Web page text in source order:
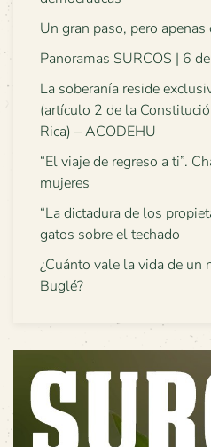
Un gran paso, pero
Panoramas SURCOS | 6
La soberanía reside
(artículo 2 de la
Rica) – ACODEHU
“El viaje de regreso a ti”.
mujeres
“La dictadura de los
gatos sobre el techado
¿Cuánto vale la vida de un
Buglé?